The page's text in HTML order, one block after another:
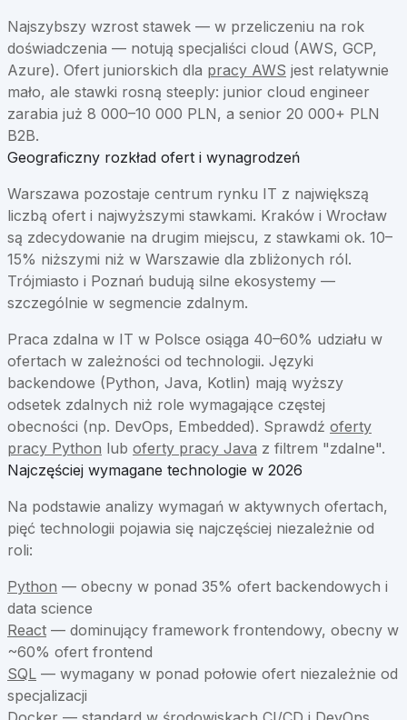
Najszybszy wzrost stawek — w przeliczeniu na rok
doświadczenia — notują specjaliści cloud (AWS, GCP,
Azure). Ofert juniorskich dla pracy AWS jest relatywnie
mało, ale stawki rosną steeply: junior cloud engineer
zarabia już 8 000–10 000 PLN, a senior 20 000+ PLN
B2B.
Geograficzny rozkład ofert i wynagrodzeń
Warszawa pozostaje centrum rynku IT z największą
liczbą ofert i najwyższymi stawkami. Kraków i Wrocław
są zdecydowanie na drugim miejscu, z stawkami ok. 10–
15% niższymi niż w Warszawie dla zbliżonych ról.
Trójmiasto i Poznań budują silne ekosystemy —
szczególnie w segmencie zdalnym.
Praca zdalna w IT w Polsce osiąga 40–60% udziału w
ofertach w zależności od technologii. Języki
backendowe (Python, Java, Kotlin) mają wyższy
odsetek zdalnych niż role wymagające częstej
obecności (np. DevOps, Embedded). Sprawdź oferty
pracy Python lub oferty pracy Java z filtrem "zdalne".
Najczęściej wymagane technologie w 2026
Na podstawie analizy wymagań w aktywnych ofertach,
pięć technologii pojawia się najczęściej niezależnie od
roli:
Python — obecny w ponad 35% ofert backendowych i
data science
React — dominujący framework frontendowy, obecny w
~60% ofert frontend
SQL — wymagany w ponad połowie ofert niezależnie od
specjalizacji